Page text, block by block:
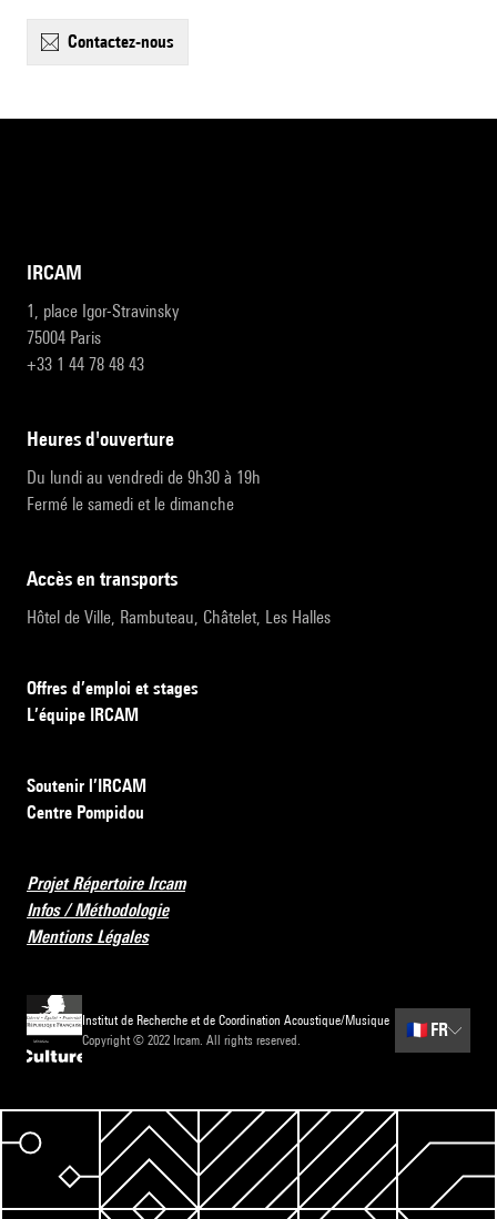
contactez-nous
IRCAM
1, place Igor-Stravinsky
75004 Paris
+33 1 44 78 48 43
heures d'ouverture
Du lundi au vendredi de 9h30 à 19h
Fermé le samedi et le dimanche
accès en transports
Hôtel de Ville, Rambuteau, Châtelet, Les Halles
Offres d’emploi et stages
L’équipe IRCAM
Soutenir l’IRCAM
Centre Pompidou
Projet Répertoire Ircam
Infos / Méthodologie
Mentions Légales
Institut de Recherche et de Coordination Acoustique/Musique
Copyright © 2022 Ircam. All rights reserved.
🇫🇷 FR